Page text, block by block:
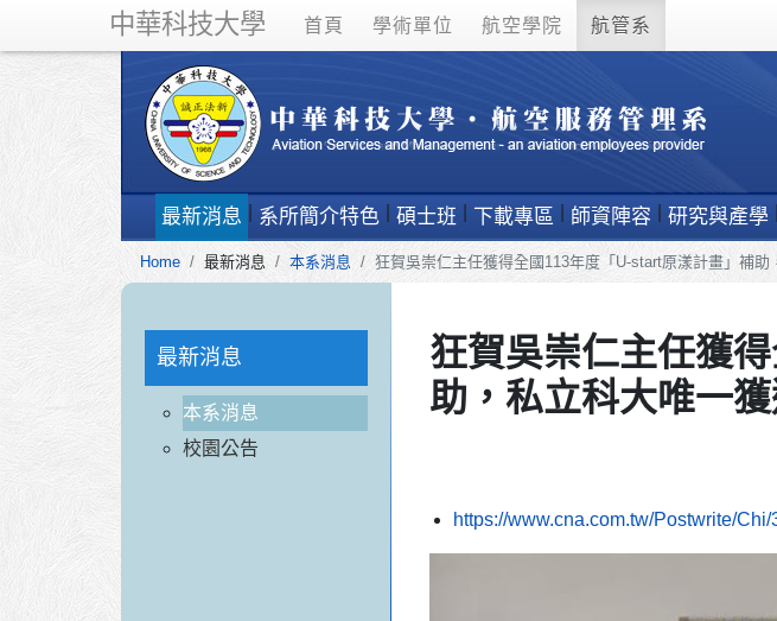
中華科技大學 首頁 學術單位 航空學院 航管系
最新消息 系所簡介特色 碩士班 下載專區 師資陣容 研究與產學
Home 最新消息 本系消息 狂賀吳崇仁主任獲得全國113年度「U-start原漾計畫」補助
最新消息
本系消息
校園公告
狂賀吳崇仁主任獲
助，私立科大唯一
https://www.cna.com.tw/Postwrite/Chi/